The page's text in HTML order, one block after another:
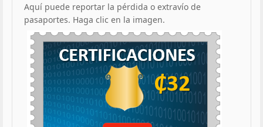
Aquí puede reportar la pérdida o extravío de
pasaportes. Haga clic en la imagen.